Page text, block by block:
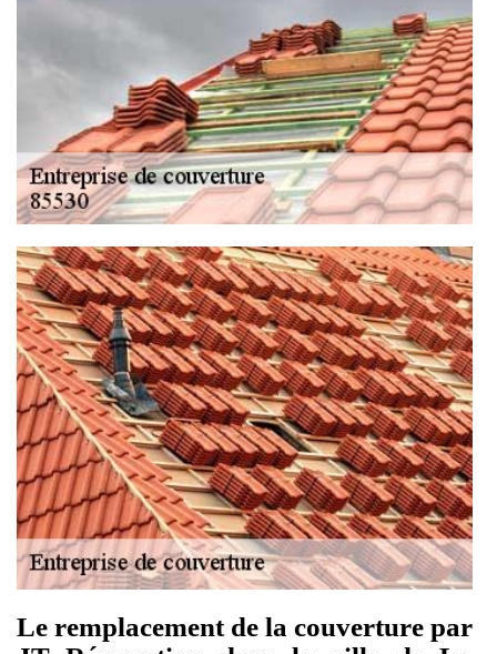
Le remplacement de la couverture par